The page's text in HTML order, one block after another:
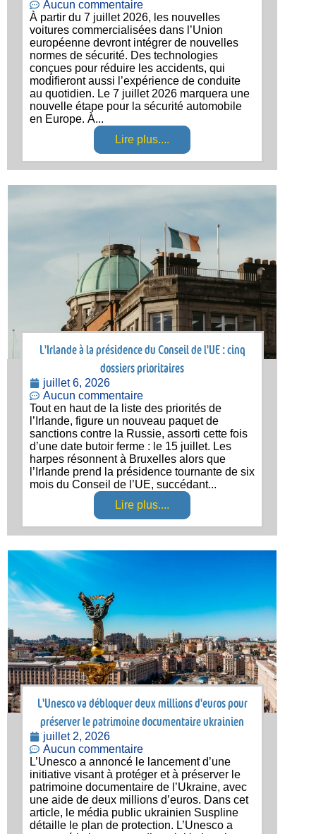
Aucun commentaire
À partir du 7 juillet 2026, les nouvelles
voitures commercialisées dans l’Union
européenne devront intégrer de nouvelles
normes de sécurité. Des technologies
conçues pour réduire les accidents, qui
modifieront aussi l’expérience de conduite
au quotidien. Le 7 juillet 2026 marquera une
nouvelle étape pour la sécurité automobile
en Europe. À...
Lire plus....
L'Irlande à la présidence du Conseil de l'UE : cinq
dossiers prioritaires
juillet 6, 2026
Aucun commentaire
Tout en haut de la liste des priorités de
l’Irlande, figure un nouveau paquet de
sanctions contre la Russie, assorti cette fois
d’une date butoir ferme : le 15 juillet. Les
harpes résonnent à Bruxelles alors que
l’Irlande prend la présidence tournante de six
mois du Conseil de l’UE, succédant...
Lire plus....
L'Unesco va débloquer deux millions d'euros pour
préserver le patrimoine documentaire ukrainien
juillet 2, 2026
Aucun commentaire
L’Unesco a annoncé le lancement d’une
initiative visant à protéger et à préserver le
patrimoine documentaire de l’Ukraine, avec
une aide de deux millions d’euros. Dans cet
article, le média public ukrainien Suspline
détaille le plan de protection. L’Unesco a